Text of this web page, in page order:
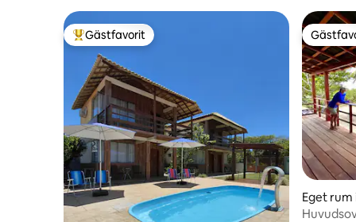
Populär gästfavorit
Gästfavorit
Eget rum